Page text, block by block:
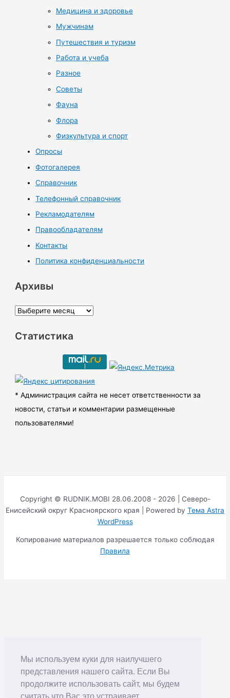
Мы используем куки для наилучшего
представления нашего сайта. Если Вы
продолжите использовать сайт, мы будем
Медицина и здоровье
Мужчинам
Путешествия и туризм
Работа и учеба
Разное
Советы
Фауна
Флора
Физкультура и спорт
Опросы
Фотогалерея
Справочник
Телефонный справочник
Рекламодателям
Правообладателям
Контакты
Политика конфиденциальности
Архивы
А
х
ы
Статистика
* Администрация сайта не несет ответственности за
новости, статьи и комментарии размещенные
пользователями!
Copyright © RUDNIK.MOBI 28.06.2008 - 2026 | Северо-
Енисейский округ Красноярского края | Powered by Тема Astra
WordPress
Копирование материалов разрешается только соблюдая
Правила